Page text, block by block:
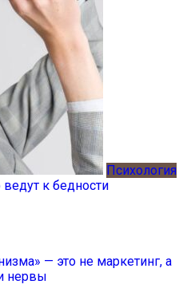
Психология
к бедности
— это не маркетинг, а
нервы